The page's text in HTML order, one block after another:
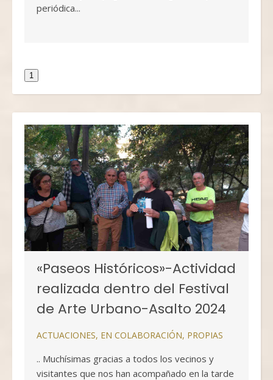
periódica...
1
«Paseos Históricos»-Actividad
realizada dentro del Festival
de Arte Urbano-Asalto 2024
ACTUACIONES, EN COLABORACIÓN, PROPIAS
.. Muchísimas gracias a todos los vecinos y
visitantes que nos han acompañado en la tarde